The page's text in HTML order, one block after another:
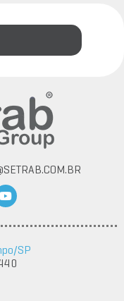
SP